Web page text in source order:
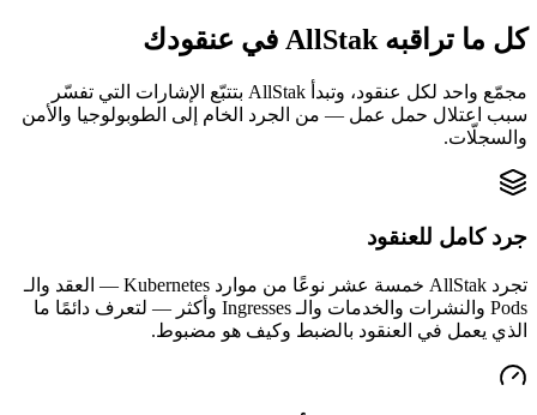
كل ما تراقبه AllStak في عنقودك
مجمّع واحد لكل عنقود، وتبدأ AllStak بتتبّع الإشارات التي تفسّر
سبب اعتلال حمل عمل — من الجرد الخام إلى الطوبولوجيا والأمن
والسجلّات.
جرد كامل للعنقود
تجرد AllStak خمسة عشر نوعًا من موارد Kubernetes — العقد والـ
Pods والنشرات والخدمات والـ Ingresses وأكثر — لتعرف دائمًا ما
الذي يعمل في العنقود بالضبط وكيف هو مضبوط.